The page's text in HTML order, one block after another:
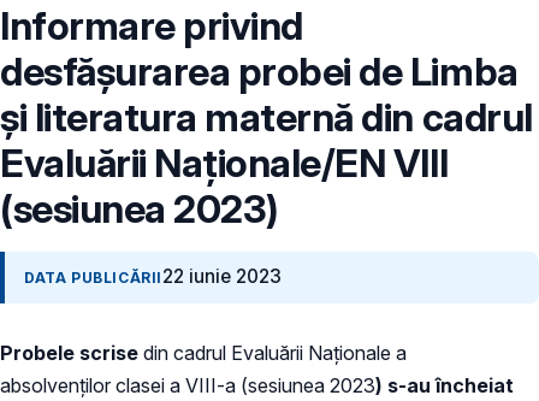
Informare privind
desfășurarea probei de Limba
și literatura maternă din cadrul
Evaluării Naționale/EN VIII
(sesiunea 2023)
DATA PUBLICĂRII 22 iunie 2023
Probele scrise din cadrul Evaluării Naționale a
absolvenților clasei a VIII-a (sesiunea 2023) s-au încheiat